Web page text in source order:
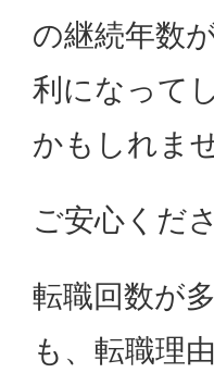
の継続年数
利になって
かもしれま
ご安心くだ
転職回数が
も、転職理